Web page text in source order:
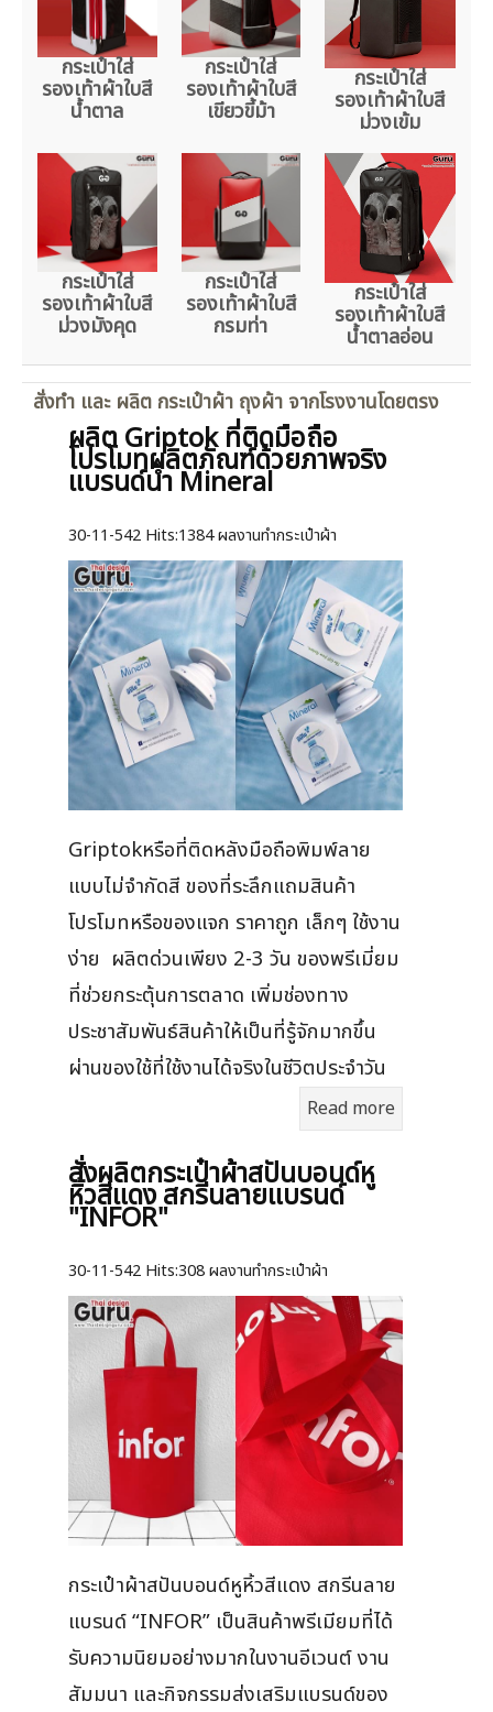
กระเป๋าใส่
รองเท้าผ้าใบสี
น้ำตาล
กระเป๋าใส่
รองเท้าผ้าใบสี
เขียวขี้ม้า
กระเป๋าใส่
รองเท้าผ้าใบสี
ม่วงเข้ม
กระเป๋าใส่
รองเท้าผ้าใบสี
ม่วงมังคุด
กระเป๋าใส่
รองเท้าผ้าใบสี
กรมท่า
กระเป๋าใส่
รองเท้าผ้าใบสี
น้ำตาลอ่อน
สั่งทำ และ ผลิต กระเป๋าผ้า ถุงผ้า จากโรงงานโดยตรง
ผลิต Griptok ที่ติดมือถือ
โปรโมทผลิตภัณฑ์ด้วยภาพจริง
แบรนด์น้ำ Mineral
30-11-542 Hits:1384 ผลงานทำกระเป๋าผ้า
Griptokหรือที่ติดหลังมือถือพิมพ์ลาย
แบบไม่จำกัดสี ของที่ระลึกแถมสินค้า
โปรโมทหรือของแจก ราคาถูก เล็กๆ ใช้งาน
ง่าย ผลิตด่วนเพียง 2-3 วัน ของพรีเมี่ยม
ที่ช่วยกระตุ้นการตลาด เพิ่มช่องทาง
ประชาสัมพันธ์สินค้าให้เป็นที่รู้จักมากขึ้น
ผ่านของใช้ที่ใช้งานได้จริงในชีวิตประจำวัน
Read more
สั่งผลิตกระเป๋าผ้าสปันบอนด์หู
หิ้วสีแดง สกรีนลายแบรนด์
"INFOR"
30-11-542 Hits:308 ผลงานทำกระเป๋าผ้า
กระเป๋าผ้าสปันบอนด์หูหิ้วสีแดง สกรีนลาย
แบรนด์ “INFOR” เป็นสินค้าพรีเมียมที่ได้
รับความนิยมอย่างมากในงานอีเวนต์ งาน
สัมมนา และกิจกรรมส่งเสริมแบรนด์ของ